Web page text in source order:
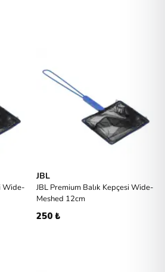
Wide-
JBL
JBL Premium Balık Kepçesi Wide-
Meshed 12cm
250 ₺